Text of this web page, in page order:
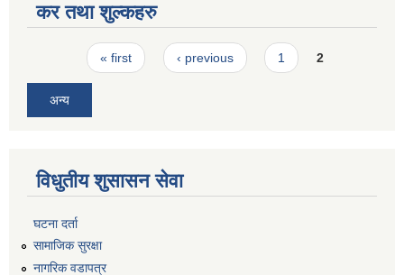
कर तथा शुल्कहरु
Pages« first ‹ previous 1 2
अन्य
विधुतीय शुसासन सेवा
घटना दर्ता
सामाजिक सुरक्षा
नागरिक वडापत्र